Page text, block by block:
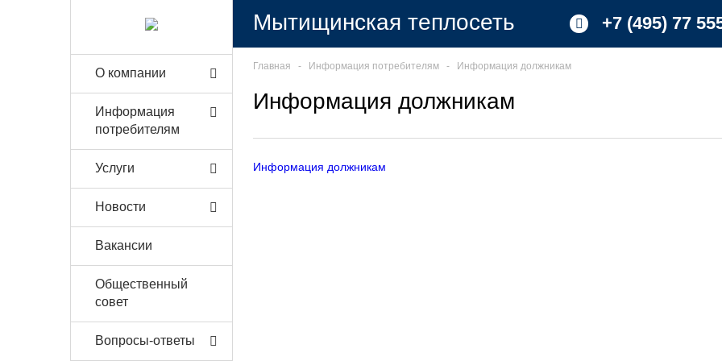
О компании
Информация
потребителям
Услуги
Новости
Вакансии
Общественный
совет
Вопросы-ответы
Мытищинская теплосеть +7 (495) 77
Главная ‐ Информация потребителям ‐ Информация должникам
Информация должникам
Информация должникам